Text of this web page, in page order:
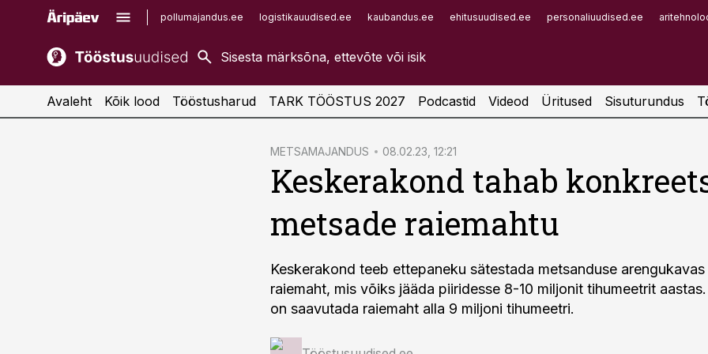
pollumajandus.ee logistikauudised.ee kaubandus.ee ehitusuudised.ee personaliuudised.ee
kaubandus.ee
kinnisvarauudised.ee
imelineajalugu.ee
Infopank
Avaleht Kõik lood Tööstusharud TARK TÖÖSTUS 2027 Podcastid Videod Üritused Sisuturundus
METSAMAJANDUS 08.02.23, 12:21
Keskerakond tahab
metsade raiemahtu
Keskerakond teeb ettepaneku sätestada metsanduse
raiemaht, mis võiks jääda piiridesse 8-10 miljonit tihumeetrit
on saavutada raiemaht alla 9 miljoni tihumeetri.